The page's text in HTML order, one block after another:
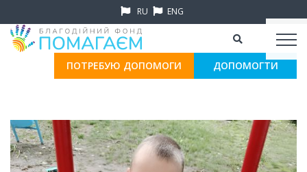
RU ENG
ПОТРЕБУЮ ДОПОМОГИ ДОПОМОГТИ